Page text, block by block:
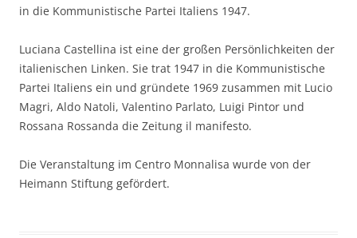
in die Kommunistische Partei Italiens 1947.
Luciana Castellina ist eine der großen Persönlichkeiten der
italienischen Linken. Sie trat 1947 in die Kommunistische
Partei Italiens ein und gründete 1969 zusammen mit Lucio
Magri, Aldo Natoli, Valentino Parlato, Luigi Pintor und
Rossana Rossanda die Zeitung il manifesto.
Die Veranstaltung im Centro Monnalisa wurde von der
Heimann Stiftung gefördert.